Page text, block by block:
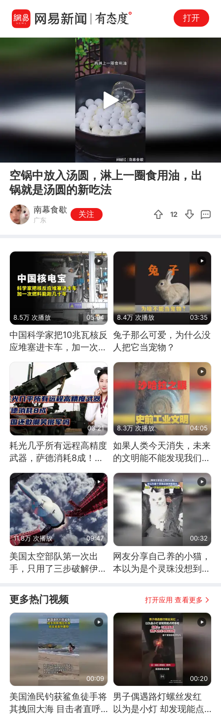
打开
Play
空锅中放入汤圆，淋上一圈食用油，出
锅就是汤圆的新吃法
南幕食歇
广东
关注 12
8.5万 次播放 05:04
中国科学家把10兆瓦核反
应堆塞进卡车，加一次燃
料能跑几十年
8.4万 次播放 03:35
兔子那么可爱，为什么没
人把它当宠物？
03:21
耗光几乎所有远程高精度
武器，萨德消耗8成！美
8.3万 次播放 04:05
如果人类今天消失，未来
的文明能不能发现我们存
11.8万 次播放 09:47
美国太空部队第一次出
手，只用了三步破解伊朗
00:32
网友分享自己养的小猫，
本以为是个灵珠没想到是
更多热门视频 打开应用 查看更多
00:09
美国渔民钓获鲨鱼徒手将
其拽回大海 目击者直呼
00:20
男子偶遇路灯螺丝发红
以为是小灯 却发现能点